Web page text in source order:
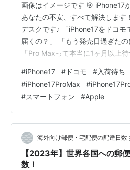
画像はイメージです 🎯 iPhone17
あなたの不安、すべて解決します
デスクです♪ 「iPhone17をドコモ
届くの？」 「もう発売日過ぎたの
「Pro Maxって本当に1ヶ月以上
く楽しみにしてたのに、入荷待ち
モヤしますよね💦 実は2025年9月
ドコモだけでなく全キャリアで異
てるんです📱 でも安心してくだ
で読めば、あなたの疑問と不安が
#iPhone17 # ドコモ #入荷待ち
#iPhone17ProMax #
#スマートフォン #Apple
海外向け郵便・宅配便の配達日数
【2023年】世界各国への郵
数！